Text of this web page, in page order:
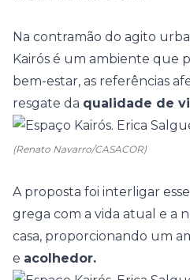
Na contramão do agito
Kairós é um ambiente que
bem-estar, as referências
resgate da qualidade de
(Renato Navarro/CASACOR)
A proposta foi interligar
grega com a vida atual e a
casa, proporcionando um
e acolhedor.